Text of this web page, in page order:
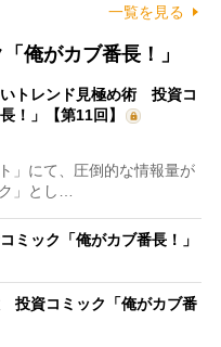
一覧を見る
俺がカブ番長！」
いトレンド見極め術 投資コ
！」【第11回】
」にて、圧倒的な情報量が
」とし…
ック「俺がカブ番長！」
投資コミック「俺がカブ番